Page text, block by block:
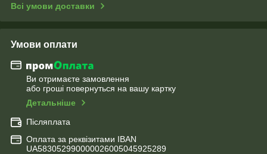
Всі умови доставки
Умови оплати
Ви отримаєте замовлення
або гроші повернуться на вашу картку
Детальніше
Післяплата
Оплата за реквізитами IBAN
UA583052990000026005045925289